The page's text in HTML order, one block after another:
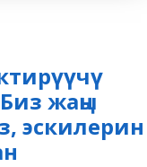
жаңы
эскилерин